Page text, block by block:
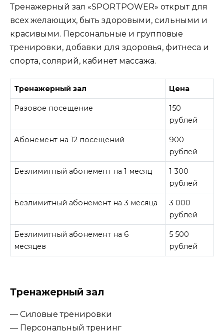
Тренажерный зал «SPORTPOWER» открыт для
всех желающих, быть здоровыми, сильными и
красивыми. Персональные и групповые
тренировки, добавки для здоровья, фитнеса и
спорта, солярий, кабинет массажа.
Тренажерный зал Цена
Разовое посещение
150
рублей
Абонемент на 12 посещений
900
рублей
Безлимитный абонемент на 1 месяц
1 300
рублей
Безлимитный абонемент на 3 месяца
3 000
рублей
Безлимитный абонемент на 6
месяцев
5 500
рублей
Тренажерный зал
— Силовые тренировки
— Персональный тренинг